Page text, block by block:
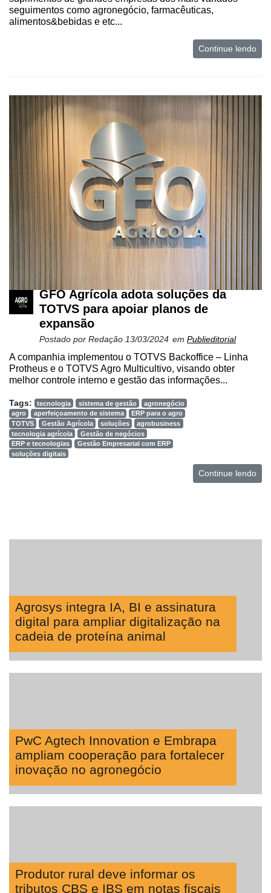
seguimentos como agronegócio, farmacêuticas,
alimentos&bebidas e etc...
Continue lendo
GFO Agrícola adota soluções da
TOTVS para apoiar planos de
expansão
Postado por Redação 13/03/2024 em Publieditorial
A companhia implementou o TOTVS Backoffice – Linha
Protheus e o TOTVS Agro Multicultivo, visando obter
melhor controle interno e gestão das informações...
Tags: tecnologia sistema de gestão
agronegócio
agro
aperfeiçoamento de sistema
ERP para o agro
TOTVS
Gestão Agrícola soluções
agrobusiness
tecnologia agrícola
Gestão de negócios
ERP e tecnologias
Gestão Empresarial com ERP
soluções digitais
Continue lendo
Agrosys integra IA, BI e assinatura
digital para ampliar digitalização na
cadeia de proteína animal
PwC Agtech Innovation e Embrapa
ampliam cooperação para fortalecer
inovação no agronegócio
Produtor rural deve informar os
tributos CBS e IBS em notas fiscais